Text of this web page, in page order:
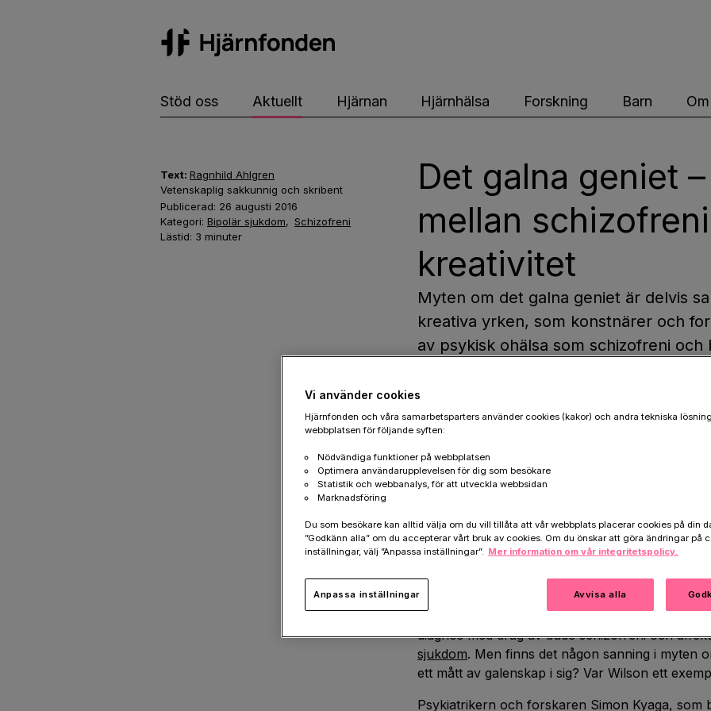
Stöd oss Aktuellt Hjärnan Hjärnhälsa Forskning Barn
Text: Ragnhild Ahlgren
Vetenskaplig sakkunnig och skribent
Publicerad: 26 augusti 2016
Kategori: Bipolär sjukdom, Schizofreni
Lästid: 3 minuter
Det galna geniet
mellan
kreativitet
Myten om det galna geniet är delvis
kreativa yrken, som konstnärer och
av psykisk ohälsa som schizofreni
Psykiatrikern Simon Kyaga,
området, möter många exceptionellt
arbete på kliniken.
Simon Kyaga är världsledande inom forskningen om
ohälsa.
I år är det 50 år sedan Beach Boys släppte sitt
Albumet ansågs vara frontfiguren Brian
sjönk djupt in i psykisk ohälsa och
inne i sitt huvud redan innan skivan började
diagnosen paranoid
schizofrenioch senare
diagnos med drag av både schizofreni och
sjukdom. Men finns det någon sanning i myten
ett mått av galenskap i sig? Var Wilson ett
Psykiatrikern och forskaren Simon Kyaga, som
Vi använder cookies
Hjärnfonden och våra samarbetsparters använder cookies (kakor) och andra tekniska
webbplatsen för följande syften:
Nödvändiga funktioner på webbplatsen
Optimera användarupplevelsen för dig som besökare
Statistik och webbanalys, för att utveckla webbsidan
Marknadsföring
Du som besökare kan alltid välja om du vill tillåta att vår webbplats placerar cookies på din
”Godkänn alla” om du accepterar vårt bruk av cookies. Om du önskar att göra ändringar på
inställningar, välj ”Anpassa inställningar”. Mer information om vår integritetspolicy.
Avvisa alla
Anpassa inställningar